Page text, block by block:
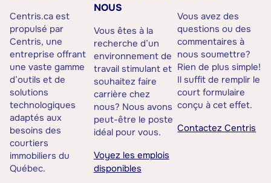
Centris.ca est
propulsé par
Centris, une
entreprise offrant
une vaste gamme
d’outils et de
solutions
technologiques
adaptés aux
besoins des
courtiers
immobiliers du
Québec.
NOUS
Vous êtes à la
recherche d’un
environnement de
travail stimulant et
souhaitez faire
carrière chez
nous? Nous avons
peut-être le poste
idéal pour vous.
Voyez les emplois
disponibles
Vous avez des
questions ou des
commentaires à
nous soumettre?
Rien de plus simple!
Il suffit de remplir le
court formulaire
conçu à cet effet.
Contactez Centris